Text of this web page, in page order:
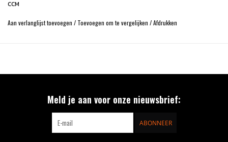
bewegingsvrijheid en een betere grip. De palm van de hand is
wat zorgt voor veel flexibiliteit en bescherming.
CCM
Aan verlanglijst toevoegen / Toevoegen om te vergelijken /Afdrukken
Meld je aan voor onze nieuwsbrief:
ABONNEER